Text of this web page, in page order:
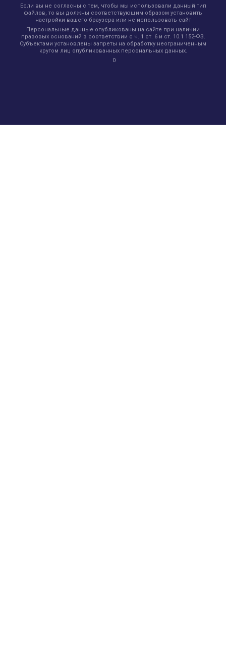
Если вы не согласны с тем, чтобы мы использовали данный тип
файлов, то вы должны соответствующим образом установить
настройки вашего браузера или не использовать сайт
Персональные данные опубликованы на сайте при наличии
правовых оснований в соответствии с ч. 1 ст. 6 и ст. 10.1 152-ФЗ.
Субъектами установлены запреты на обработку неограниченным
кругом лиц опубликованных персональных данных.
0